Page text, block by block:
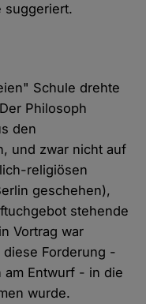
suggeriert.
Schule drehte
Philosoph
den
und zwar nicht auf
religiösen
geschehen),
stehende
Vortrag war
Forderung -
Entwurf - in die
wurde.